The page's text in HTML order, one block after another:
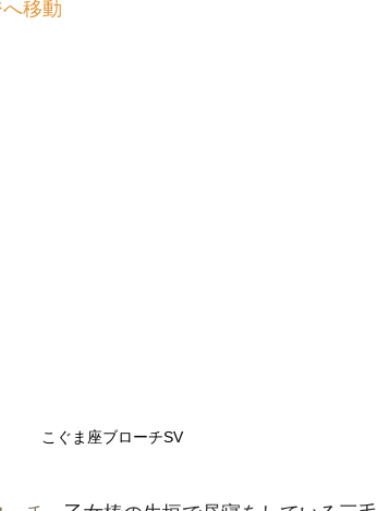
移動
こぐま座ブローチSV